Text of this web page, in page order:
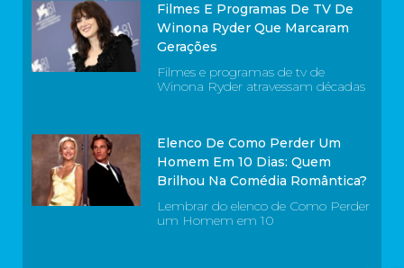
Filmes E Programas De TV De
Winona Ryder Que Marcaram
Gerações
Filmes e programas de tv de
Winona Ryder atravessam décadas
Elenco De Como Perder Um
Homem Em 10 Dias: Quem
Brilhou Na Comédia Romântica?
Lembrar do elenco de Como Perder
um Homem em 10